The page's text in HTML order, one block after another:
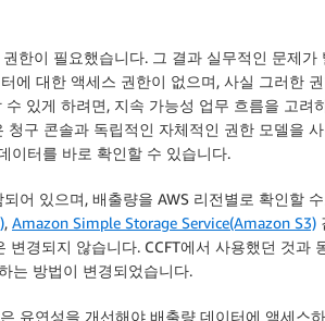
한이 필요했습니다. 그 결과 실무적인 문제가
에 대한 액세스 권한이 없으며, 사실 그러한
있게 하려면, 지속 가능성 업무 흐름을 고려
구 콘솔과 독립적인 자체적인 권한 모델을
이터를 바로 확인할 수 있습니다.
어 있으며, 배출량을 AWS 리전별로 확인할
, Amazon Simple Storage Service(Amazon S3)
경되지 않습니다. CCFT에서 사용했던 것과
는 방법이 변경되었습니다.
유연성을 개선해야 배출량 데이터에 액세스